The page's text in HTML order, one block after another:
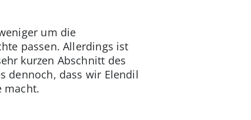
um die
passen. Allerdings ist
kurzen Abschnitt des
dennoch, dass wir Elendil
macht.